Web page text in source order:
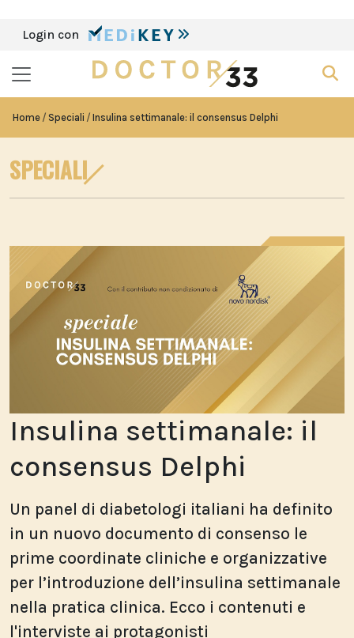
Login con
Home Speciali Insulina settimanale: il consensus Delphi
SPECIALI
Insulina settimanale: il
consensus Delphi
Un panel di diabetologi italiani ha definito
in un nuovo documento di consenso le
prime coordinate cliniche e organizzative
per l’introduzione dell’insulina settimanale
nella pratica clinica. Ecco i contenuti e
l'interviste ai protagonisti